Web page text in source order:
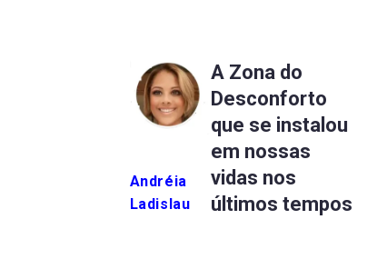
Andréia
Ladislau
A Zona do
Desconforto
que se instalou
em nossas
vidas nos
últimos tempos